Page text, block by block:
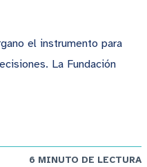
el instrumento para
La Fundación
6 MINUTO DE LECTURA